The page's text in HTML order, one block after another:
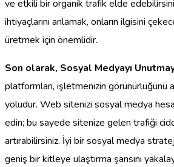
ve etkili bir organik trafik elde
ihtiyaçlarını anlamak, onların ilgisini
üretmek için önemlidir.
Son olarak, Sosyal Medyayı
platformları, işletmenizin görünürlüğünü
yoludur. Web sitenizi sosyal medya
edin; bu sayede sitenize gelen trafiği
artırabilirsiniz. İyi bir sosyal medya
geniş bir kitleye ulaştırma şansını